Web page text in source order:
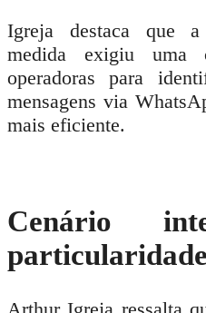
Igreja destaca que a
medida exigiu uma
operadoras para
mensagens via
mais eficiente.
Cenário